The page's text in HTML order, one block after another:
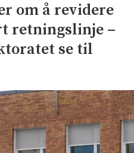
om å revidere
retningslinje –
se til